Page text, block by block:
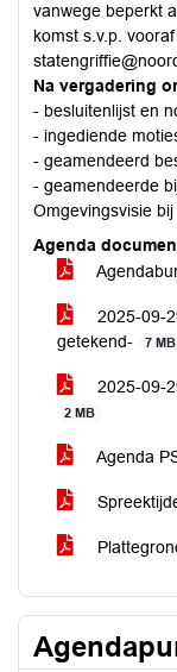
vanwege beperkt
komst s.v.p.
Na vergadering
- besluitenlijst en
- ingediende
- geamendeerd
- geamendeerde
Omgevingsvisie bij
Agenda
2025-09-
getekend-
7 MB
2025-09-
2 MB
Agenda